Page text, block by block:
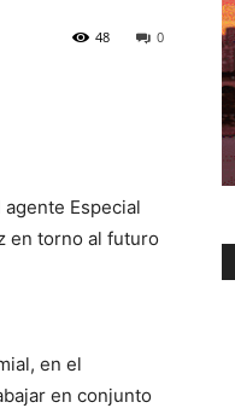
0
48
Especial
en torno al futuro
en el
en conjunto